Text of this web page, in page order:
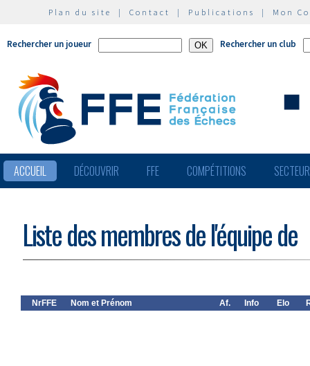
Plan du site | Contact | Publications | Mon
Rechercher un joueur Rechercher un club
ACCUEIL DÉCOUVRIR FFE COMPÉTITIONS
Liste des membres de l'équipe de
NrFFE Nom et Prénom Af. Info Elo